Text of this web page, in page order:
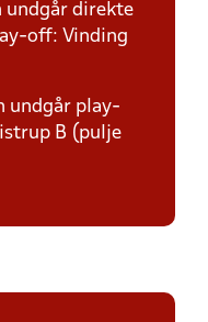
undgår direkte
off: Vinding
undgår play-
B (pulje